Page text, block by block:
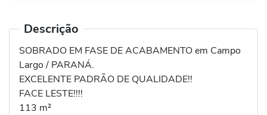
Descrição
SOBRADO EM FASE DE ACABAMENTO em Campo
Largo / PARANÁ.
EXCELENTE PADRÃO DE QUALIDADE!!
FACE LESTE!!!!
113 m²